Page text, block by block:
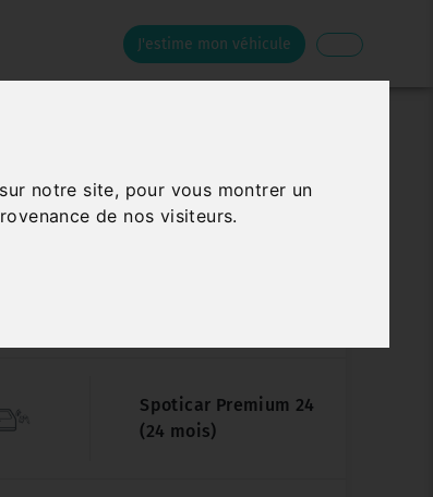
notre site, pour vous montrer un
de nos visiteurs.
J'estime mon véhicule
C3 AIRCROSS
130 EAT6 MAX
Spoticar Premium 24
(24 mois)